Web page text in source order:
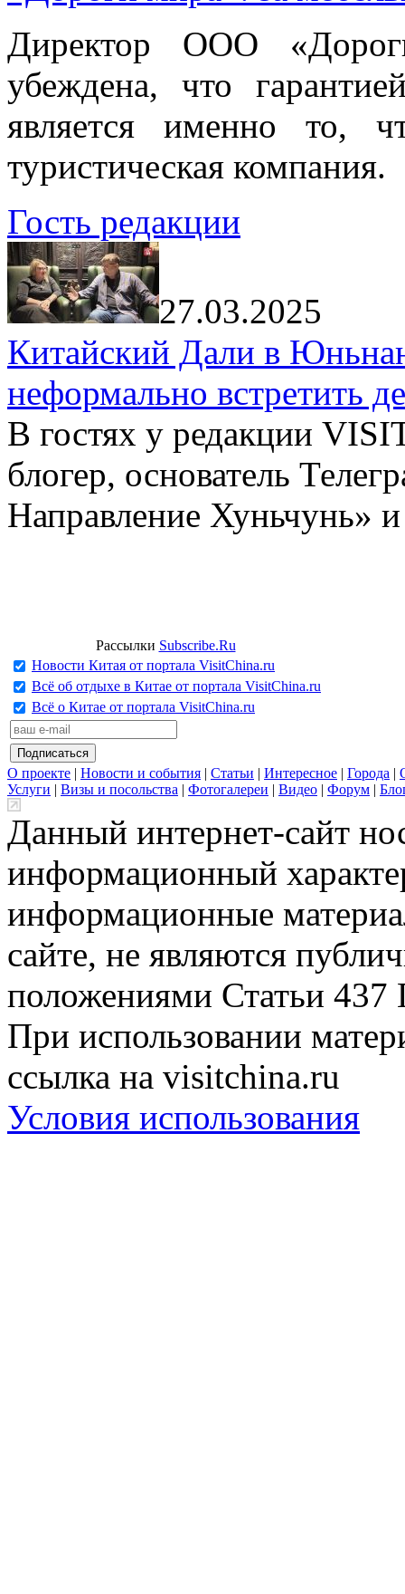
Директор ООО
убеждена, что
является именно то,
туристическая компания.
Гость редакции
27.03.2025
Китайский Дали в
неформально встретить
В гостях у редакции
блогер, основатель
Направление Хуньчунь»
Рассылки Subscribe.Ru
Новости Китая от портала VisitChina.ru
Всё об отдыхе в Китае от портала VisitChina.ru
Всё о Китае от портала VisitChina.ru
О проекте | Новости и события | Статьи | Интересное | Города |
Услуги | Визы и посольства | Фотогалереи | Видео | Форум |
Данный интернет-сайт
информационный
информационные
сайте, не являются
положениями Статьи 437
При использовании
ссылка на visitchina.ru
Условия использования